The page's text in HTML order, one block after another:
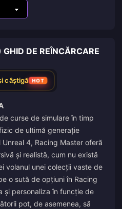
DE REÎNCĂRCARE
câștigă HOT
curse de simulare în timp
de ultimă generație
4, Racing Master oferă
și realistă, cum nu există
volanul unei colecții vaste de
o sută de opțiuni în Racing
și personaliza în funcție de
pot, de asemenea, să